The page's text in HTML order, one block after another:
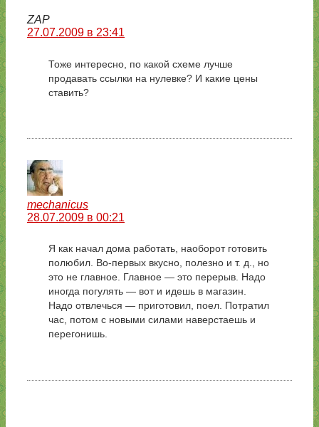
ZAP
27.07.2009 в 23:41
Тоже интересно, по какой схеме лучше
продавать ссылки на нулевке? И какие цены
ставить?
mechanicus
28.07.2009 в 00:21
Я как начал дома работать, наоборот готовить
полюбил. Во-первых вкусно, полезно и т. д., но
это не главное. Главное — это перерыв. Надо
иногда погулять — вот и идешь в магазин.
Надо отвлечься — приготовил, поел. Потратил
час, потом с новыми силами наверстаешь и
перегонишь.